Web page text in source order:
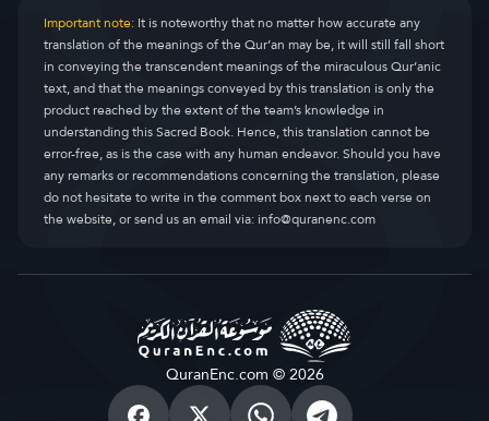
Important note:It is noteworthy that no matter how accurate any
translation of the meanings of the Qur’an may be, it will still fall short
in conveying the transcendent meanings of the miraculous Qur’anic
text, and that the meanings conveyed by this translation is only the
product reached by the extent of the team’s knowledge in
understanding this Sacred Book. Hence, this translation cannot be
error-free, as is the case with any human endeavor. Should you have
any remarks or recommendations concerning the translation, please
do not hesitate to write in the comment box next to each verse on
the website, or send us an email via:info@quranenc.com
QuranEnc.com © 2026